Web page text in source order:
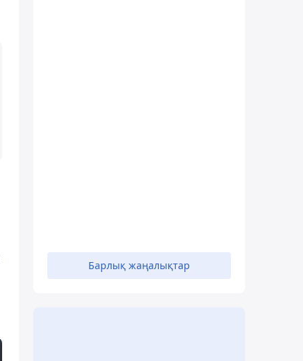
Барлық жаңалықтар